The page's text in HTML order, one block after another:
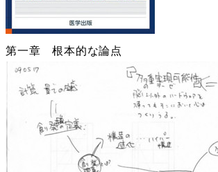
第一章 根本的な論点